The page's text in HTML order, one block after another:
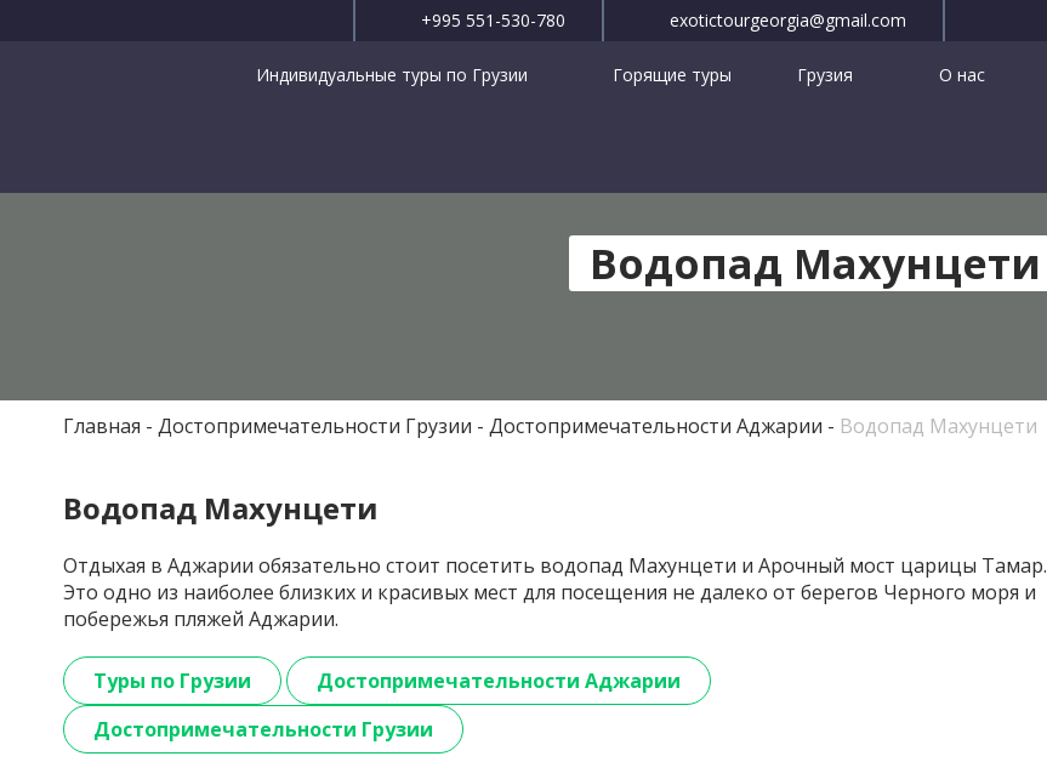
+995 551-530-780 exotictourgeorgia@gmail.com
Индивидуальные туры по Грузии Горящие туры Грузия О нас
Водопад Махунцети
Главная Достопримечательности Грузии Достопримечательности Аджарии Водопад Махунцети
Водопад Махунцети
Отдыхая в Аджарии обязательно стоит посетить водопад Махунцети и Арочный мост царицы Тамар.
Это одно из наиболее близких и красивых мест для посещения не далеко от берегов Черного моря и
побережья пляжей Аджарии.
Туры по Грузии
Достопримечательности Аджарии
Достопримечательности Грузии